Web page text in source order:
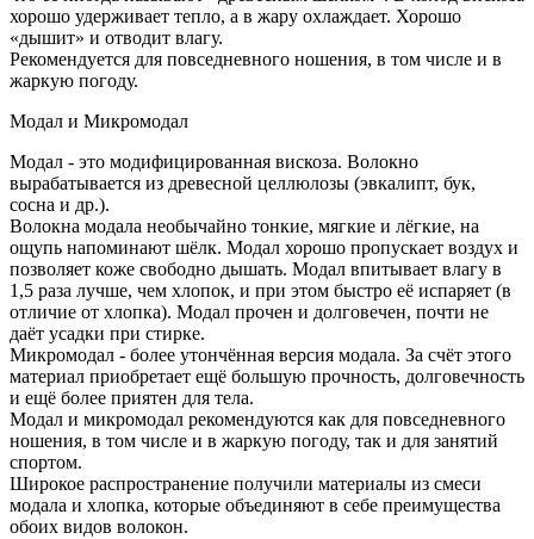
хорошо удерживает тепло, а в жару охлаждает. Хорошо
«дышит» и отводит влагу.
Рекомендуется для повседневного ношения, в том числе и в
жаркую погоду.
Модал и Микромодал
Модал - это модифицированная вискоза. Волокно
вырабатывается из древесной целлюлозы (эвкалипт, бук,
сосна и др.).
Волокна модала необычайно тонкие, мягкие и лёгкие, на
ощупь напоминают шёлк. Модал хорошо пропускает воздух и
позволяет коже свободно дышать. Модал впитывает влагу в
1,5 раза лучше, чем хлопок, и при этом быстро её испаряет (в
отличие от хлопка). Модал прочен и долговечен, почти не
даёт усадки при стирке.
Микромодал - более утончённая версия модала. За счёт этого
материал приобретает ещё большую прочность, долговечность
и ещё более приятен для тела.
Модал и микромодал рекомендуются как для повседневного
ношения, в том числе и в жаркую погоду, так и для занятий
спортом.
Широкое распространение получили материалы из смеси
модала и хлопка, которые объединяют в себе преимущества
обоих видов волокон.